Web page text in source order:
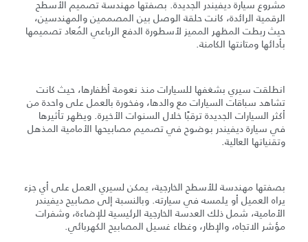
مشروع سيارة ديفيندر الجديدة. بصفتها مهندسة تصميم الأسطح
الرقمية الرائدة، كانت حلقة الوصل بين المصممين والمهندسين،
حيث ربطت المظهر المميز لأسطورة الدفع الرباعي المُعاد تصميمها
بأدائها ومتانتها الكامنة.
انطلقت سيري بشغفها للسيارات منذ نعومة أظفارها، حيث كانت
تشاهد سباقات السيارات مع والدها، وفخورة بالعمل على واحدة من
أكثر السيارات الجديدة ترقبًا خلال السنوات الأخيرة. ويظهر تأثيرها
في سيارة ديفيندر بوضوح في تصميم مصابيحها الأمامية المذهل
وتقنياتها العالية.
بصفتها مهندسة للأسطح الخارجية، يمكن لسيري العمل على أي جزء
يراه العميل أو يلمسه في سيارته. وبالنسبة إلى مصابيح ديفيندر
الأمامية، شمل ذلك العدسة الخارجية الرئيسية للإضاءة، وشفرات
مؤشر الاتجاه، والإطار، وغطاء غسيل المصابيح الكهربائي.